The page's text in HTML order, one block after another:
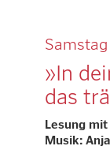
»In
das
Lesung mit
Musik: